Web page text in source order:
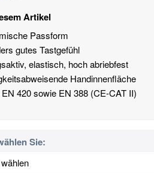
Artikel
Passform
gutes Tastgefühl
elastisch, hoch abriebfest
Handinnenfläche
420 sowie EN 388 (CE-CAT II)
Sie: